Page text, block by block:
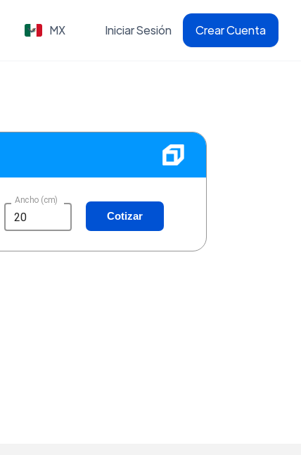
MX Iniciar Sesión Crear Cuenta
Ancho (cm)
Cotizar